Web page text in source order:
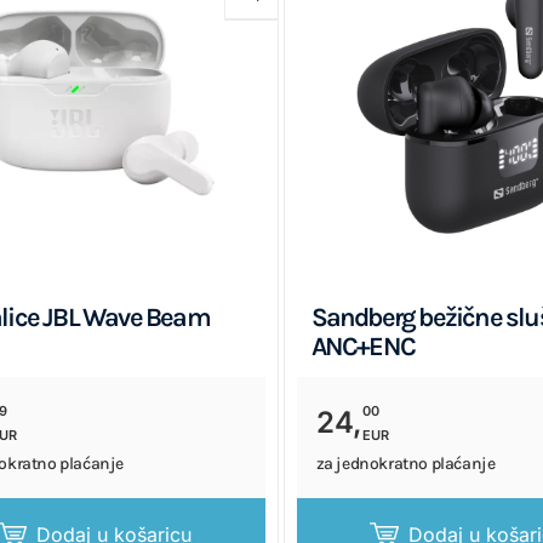
JBL Wave Beam
plaćanje
Dodaj u košaricu
Sandberg bežične
ANC+ENC
24,00
EUR
za jednokratno plaćanje
Dodaj u